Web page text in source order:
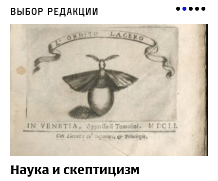
Выбор редакции
Наука и скептицизм